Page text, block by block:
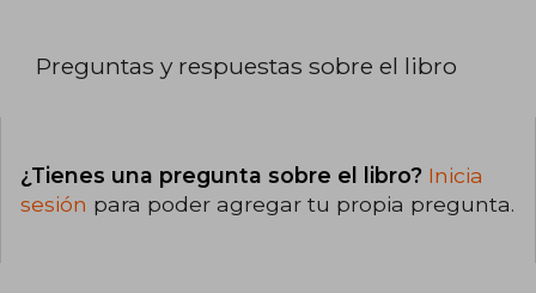
Preguntas y respuestas sobre el libro
¿Tienes una pregunta sobre el libro? Inicia
sesión para poder agregar tu propia pregunta.